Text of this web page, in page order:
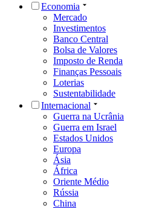
Economia
Mercado
Investimentos
Banco Central
Bolsa de Valores
Imposto de Renda
Finanças Pessoais
Loterias
Sustentabilidade
Internacional
Guerra na Ucrânia
Guerra em Israel
Estados Unidos
Europa
Ásia
África
Oriente Médio
Rússia
China